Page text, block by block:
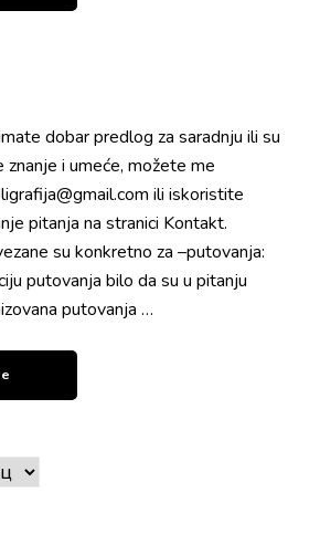
dobar predlog za saradnju ili su
i umeće, možete me
ili iskoristite
pitanja na stranici Kontakt.
su konkretno za –putovanja:
putovanja bilo da su u pitanju
putovanja …